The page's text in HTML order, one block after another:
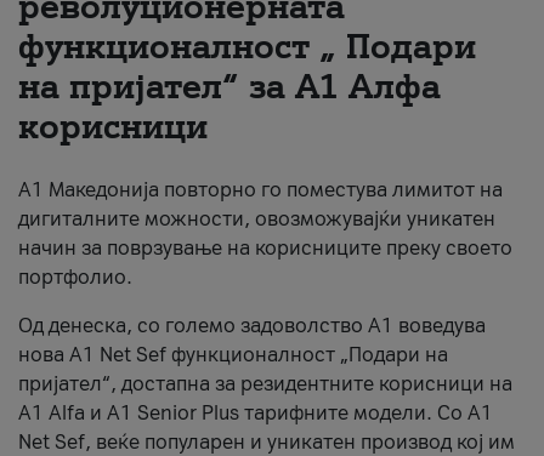
За нас
#ПодобарОнлајн
функционалност „ Подари
на пријател“ за А1 Алфа
корисници
А1 Македонија повторно го поместува лимитот на
дигиталните можности, овозможувајќи уникатен
начин за поврзување на корисниците преку своето
портфолио.
Од денеска, со големо задоволство А1 воведува
нова A1 Net Sef функционалност „Подари на
пријател“, достапна за резидентните корисници на
А1 Alfa и A1 Senior Plus тарифните модели. Со A1
Net Sef, веќе популарен и уникатен производ кој им